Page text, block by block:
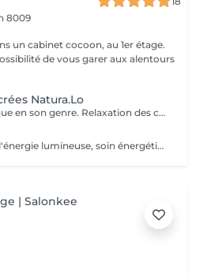
8009
un cabinet cocoon, au 1er étage.
Natura.Lo
Expérience massage unique en son genre. Relaxation des corps et soin sonore au tambour, bols tibétains et vocale accompagné de notre partenaire bien-être : Anne
Remise en circulation de l'énergie lumineuse, soin énergétique. Chèque cadeau disponible (Montant de votre choix, celui-ci est à indiquer lors de votre demande)